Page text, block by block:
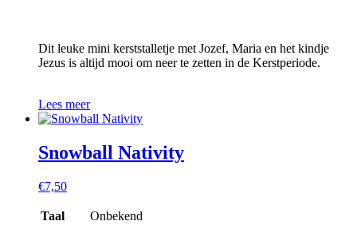
Dit leuke mini kerststalletje met Jozef, Maria en het kindje
Jezus is altijd mooi om neer te zetten in de Kerstperiode.
Lees meer
Snowball Nativity
€7,50
Taal Onbekend